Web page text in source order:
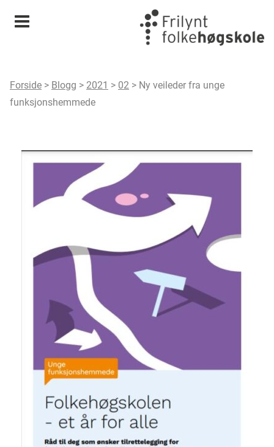
Meny
Forside > Blogg > 2021 > 02 > Ny veileder fra unge
funksjonshemmede